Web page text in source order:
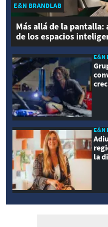
E&N BRANDLAB
Más allá de la
de los espacios
E&N
E&N
la